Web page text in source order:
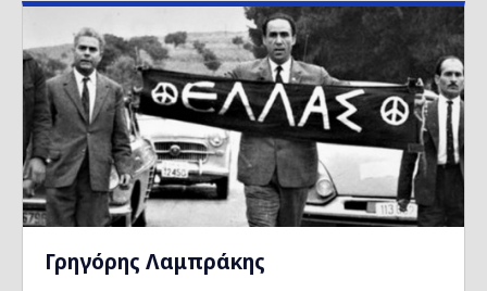
Γρηγόρης Λαμπράκης